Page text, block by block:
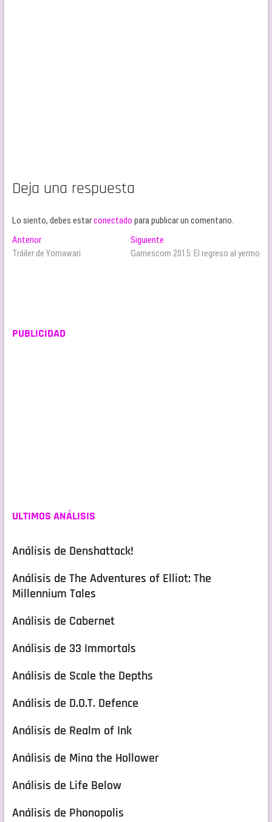
Deja una respuesta
Lo siento, debes estarconectado para publicar un comentario.
Navegación
de
AnteriorEntrada
anterior:
Tráiler de Yomawari
Siguiente
siguiente:
Gamescom 2015: El regreso al yermo
PUBLICIDAD
ULTIMOS ANÁLISIS
Análisis de Denshattack!
Análisis de The Adventures of Elliot: The
Millennium Tales
Análisis de Cabernet
Análisis de 33 Immortals
Análisis de Scale the Depths
Análisis de D.O.T. Defence
Análisis de Realm of Ink
Análisis de Mina the Hollower
Análisis de Life Below
Análisis de Phonopolis